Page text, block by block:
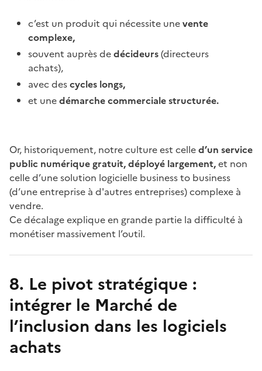
c’est un produit qui nécessite unevente
complexe,
souvent auprès dedécideurs(directeurs
achats),
avec descycles longs,
et unedémarche commerciale structurée.
Or, historiquement, notre culture est celled’un service
public numérique gratuit, déployé largement,et non
celle d’une solution logicielle business to business
(d’une entreprise à d'autres entreprises) complexe à
vendre.
Ce décalage explique en grande partie la difficulté à
monétiser massivement l’outil.
8. Le pivot stratégique :
intégrer le Marché de
l’inclusion dans les logiciels
achats